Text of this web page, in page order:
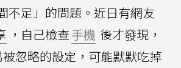
不足」的問題。近日有網友
，自己檢查手機 後才發現，
忽略的設定，可能默默吃掉